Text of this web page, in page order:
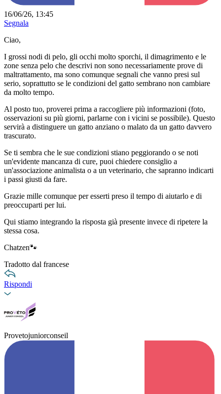
16/06/26, 13:45
Segnala
Ciao,
I grossi nodi di pelo, gli occhi molto sporchi, il dimagrimento e le
zone senza pelo che descrivi non sono necessariamente prove di
maltrattamento, ma sono comunque segnali che vanno presi sul
serio, soprattutto se le condizioni del gatto sembrano non cambiare
da molto tempo.
Al posto tuo, proverei prima a raccogliere più informazioni (foto,
osservazioni su più giorni, parlarne con i vicini se possibile). Questo
servirà a distinguere un gatto anziano o malato da un gatto davvero
trascurato.
Se ti sembra che le sue condizioni stiano peggiorando o se noti
un'evidente mancanza di cure, puoi chiedere consiglio a
un'associazione animalista o a un veterinario, che sapranno indicarti
i passi giusti da fare.
Grazie mille comunque per esserti preso il tempo di aiutarlo e di
preoccuparti per lui.
Qui stiamo integrando la risposta già presente invece di ripetere la
stessa cosa.
Chatzen🐾
Tradotto dal francese
Rispondi
Provetojuniorconseil